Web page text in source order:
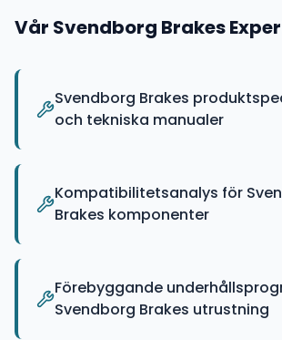
Vår Svendborg Brakes
Svendborg Brakes
och tekniska manualer
Kompatibilitetsanalys för
Brakes komponenter
Förebyggande
Svendborg Brakes utrustning